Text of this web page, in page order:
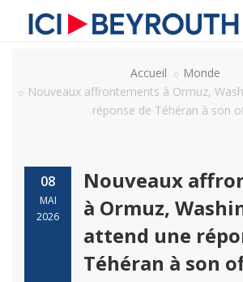
Accueil
Monde
Nouveaux affrontements à Ormuz,
réponse de Téhéran à son
08
MAI
2026
Nouveaux
à Ormuz,
attend une
Téhéran à son